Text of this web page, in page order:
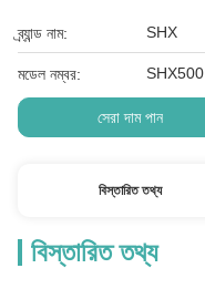
ব্র্যান্ড নাম: SHX
মডেল নম্বর: SHX500
সেরা দাম পান
বিস্তারিত তথ্য
বিস্তারিত তথ্য